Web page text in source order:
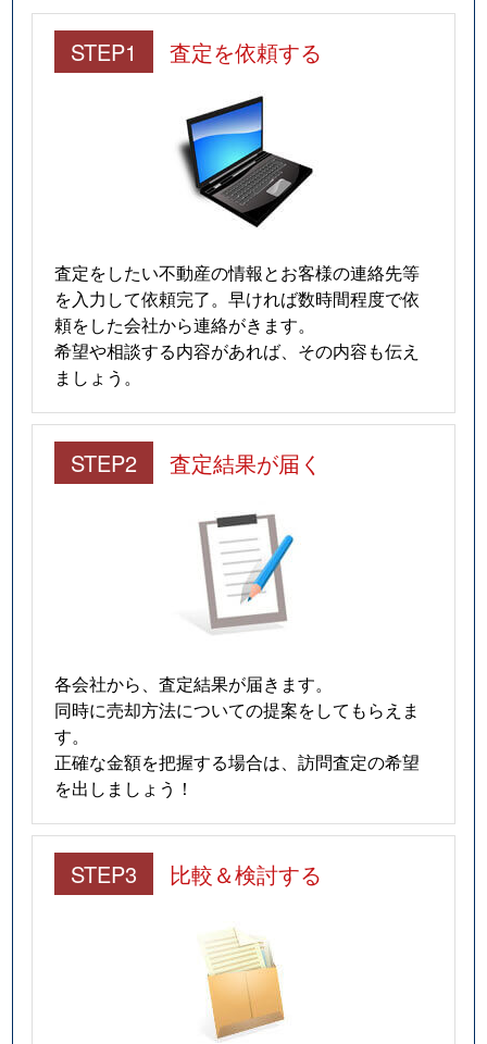
STEP1 査定を依頼する
査定をしたい不動産の情報とお客様の連絡先等
を入力して依頼完了。早ければ数時間程度で依
頼をした会社から連絡がきます。
希望や相談する内容があれば、その内容も伝え
ましょう。
STEP2 査定結果が届く
各会社から、査定結果が届きます。
同時に売却方法についての提案をしてもらえま
す。
正確な金額を把握する場合は、訪問査定の希望
を出しましょう！
STEP3 比較＆検討する